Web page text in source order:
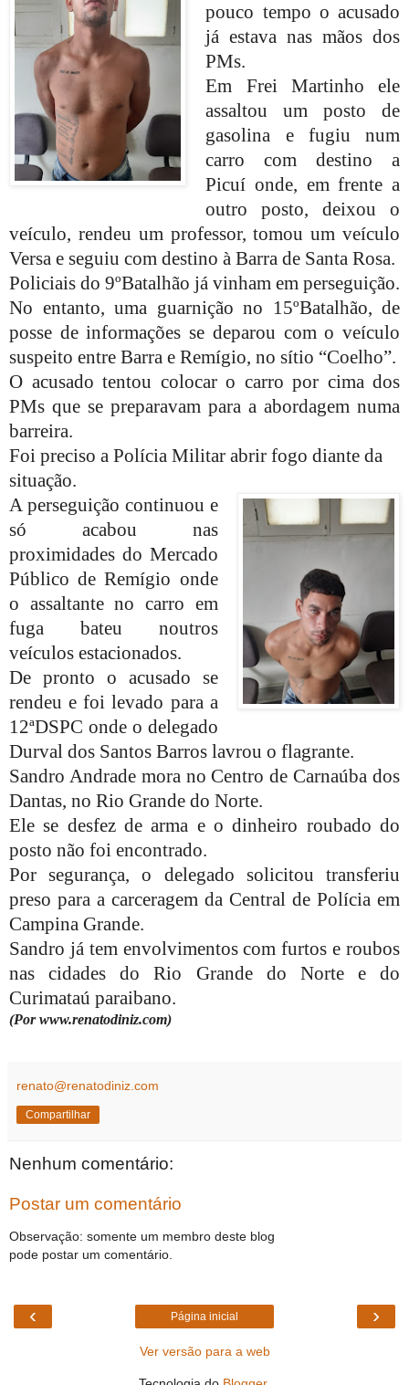
pouco tempo o acusado
já estava nas mãos dos
PMs.
Em Frei Martinho ele
assaltou um posto de
gasolina e fugiu num
carro com destino a
Picuí onde, em frente a
outro posto, deixou o
veículo, rendeu um professor, tomou um veículo
Versa e seguiu com destino à Barra de Santa Rosa.
Policiais do 9ºBatalhão já vinham em perseguição.
No entanto, uma guarnição no 15ºBatalhão, de
posse de informações se deparou com o veículo
suspeito entre Barra e Remígio, no sítio “Coelho”.
O acusado tentou colocar o carro por cima dos
PMs que se preparavam para a abordagem numa
barreira.
Foi preciso a Polícia Militar abrir fogo diante da
situação.
A perseguição continuou e
só acabou nas
proximidades do Mercado
Público de Remígio onde
o assaltante no carro em
fuga bateu noutros
veículos estacionados.
De pronto o acusado se
rendeu e foi levado para a
12ªDSPC onde o delegado
Durval dos Santos Barros lavrou o flagrante.
Sandro Andrade mora no Centro de Carnaúba dos
Dantas, no Rio Grande do Norte.
Ele se desfez de arma e o dinheiro roubado do
posto não foi encontrado.
Por segurança, o delegado solicitou transferiu
preso para a carceragem da Central de Polícia em
Campina Grande.
Sandro já tem envolvimentos com furtos e roubos
nas cidades do Rio Grande do Norte e do
Curimataú paraibano.
(Por www.renatodiniz.com)
renato@renatodiniz.com
Compartilhar
Nenhum comentário:
Postar um comentário
Observação: somente um membro deste blog
pode postar um comentário.
‹ ›
Página inicial
Ver versão para a web